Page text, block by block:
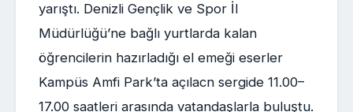
yarıştı. Denizli Gençlik ve Spor İl
Müdürlüğü’ne bağlı yurtlarda kalan
öğrencilerin hazırladığı el emeği eserler
Kampüs Amfi Park’ta açılacn sergide 11.00–
17.00 saatleri arasında vatandaşlarla buluştu.